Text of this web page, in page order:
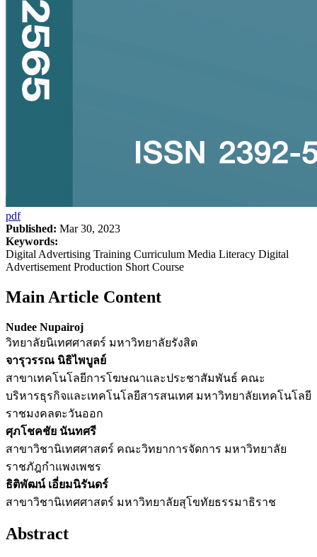
pdf
Published: Mar 30, 2023
Keywords:
Digital Advertising Training Curriculum Media Literacy Digital
Advertisement Production Short Course
Main Article Content
Nudee Nupairoj
วิทยาลัยนิเทศศาสตร์ มหาวิทยาลัยรังสิต
จารุวรรณ นิธิไพบูลย์
สาขาเทคโนโลยีการโฆษณาและประชาสัมพันธ์ คณะ
บริหารธุรกิจและเทคโนโลยีสารสนเทศ มหาวิทยาลัยเทคโนโลยี
ราชมงคลตะวันออก
ศุภโชคชัย นันทศรี
สาขาวิชานิเทศศาสตร์ คณะวิทยาการจัดการ มหาวิทยาลัย
ราชภัฎกำแพงเพชร
ธิติพัฒน์ เอี่ยมนิรันดร์
สาขาวิชานิเทศศาสตร์ มหาวิทยาลัยสุโขทัยธรรมาธิราช
Abstract